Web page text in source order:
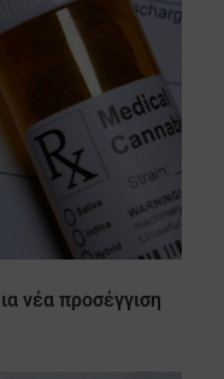
νέα προσέγγιση